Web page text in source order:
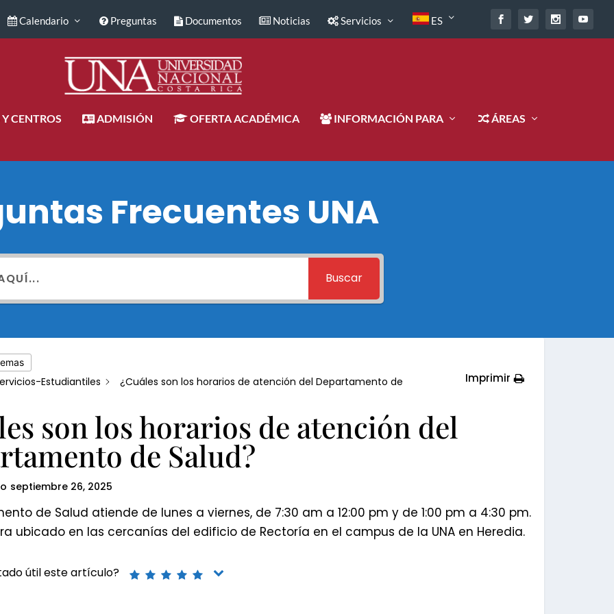
Calendario Preguntas Documentos Noticias Servicios ES
CENTROS ADMISIÓN OFERTA ACADÉMICA INFORMACIÓN PARA ÁREAS
Frecuentes UNA
Buscar
Estudiantiles
¿Cuáles son los horarios de atención del Departamento de
Imprimir
son los horarios de atención del
de Salud?
septiembre 26, 2025
de Salud atiende de lunes a viernes, de 7:30 am a 12:00 pm y de 1:00 pm a 4:30 pm.
ubicado en las cercanías del edificio de Rectoría en el campus de la UNA en Heredia.
útil este artículo?